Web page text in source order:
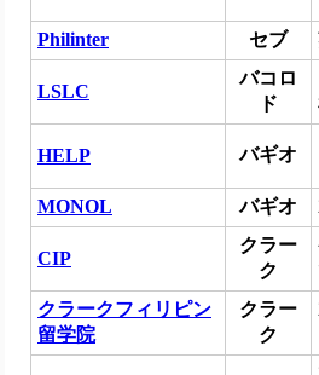
Philinter
セブ
LSLC
バコロ
ド
HELP バギオ
MONOL
バギオ
CIP
クラー
ク
クラークフィリピン
留学院
クラー
ク